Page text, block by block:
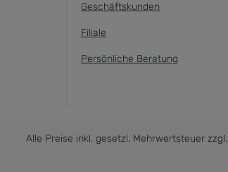
Geschäftskunden
Filiale
Persönliche Beratung
Alle Preise inkl. gesetzl. Mehrwertsteuer zzgl.